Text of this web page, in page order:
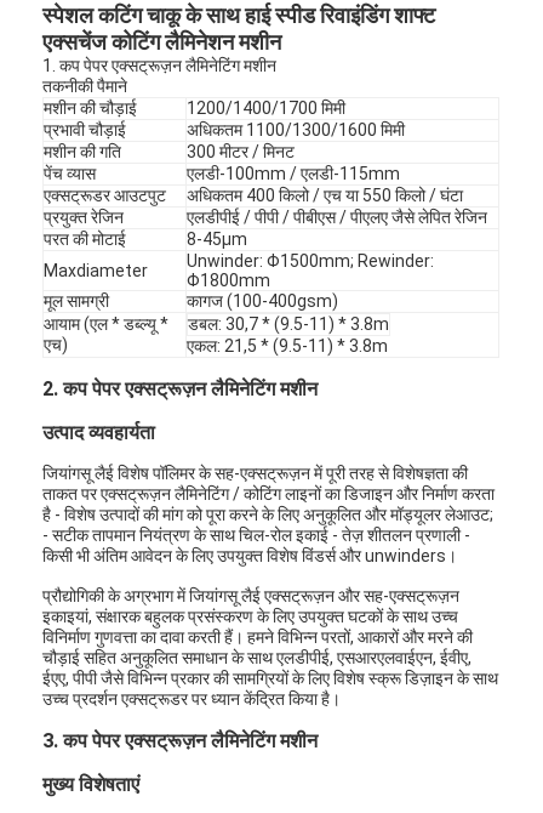
स्पेशल कटिंग चाकू के साथ हाई स्पीड रिवाइंडिंग शाफ्ट
एक्सचेंज कोटिंग लैमिनेशन मशीन
1. कप पेपर एक्सट्रूज़न लैमिनेटिंग मशीन
तकनीकी पैमाने
मशीन की चौड़ाई
1200/1400/1700 मिमी
प्रभावी चौड़ाई
अधिकतम 1100/1300/1600 मिमी
मशीन की गति
300 मीटर / मिनट
पेंच व्यास
एलडी-100mm / एलडी-115mm
एक्सट्रूडर आउटपुट
अधिकतम 400 किलो / एच या 550 किलो / घंटा
प्रयुक्त रेजिन
एलडीपीई / पीपी / पीबीएस / पीएलए जैसे लेपित रेजिन
परत की मोटाई
8-45μm
Maxdiameter
Unwinder: Φ1500mm; Rewinder:
Φ1800mm
मूल सामग्री
कागज (100-400gsm)
आयाम (एल * डब्ल्यू *
एच)
डबल: 30,7 * (9.5-11) * 3.8m
एकल: 21,5 * (9.5-11) * 3.8m
2. कप पेपर एक्सट्रूज़न लैमिनेटिंग मशीन
उत्पाद व्यवहार्यता
जियांगसू लैई विशेष पॉलिमर के सह-एक्सट्रूज़न में पूरी तरह से विशेषज्ञता की
ताकत पर एक्सट्रूज़न लैमिनेटिंग / कोटिंग लाइनों का डिजाइन और निर्माण करता
है - विशेष उत्पादों की मांग को पूरा करने के लिए अनुकूलित और मॉड्यूलर लेआउट;
- सटीक तापमान नियंत्रण के साथ चिल-रोल इकाई - तेज़ शीतलन प्रणाली -
किसी भी अंतिम आवेदन के लिए उपयुक्त विशेष विंडर्स और unwinders।
प्रौद्योगिकी के अग्रभाग में जियांगसू लैई एक्सट्रूज़न और सह-एक्सट्रूज़न
इकाइयां, संक्षारक बहुलक प्रसंस्करण के लिए उपयुक्त घटकों के साथ उच्च
विनिर्माण गुणवत्ता का दावा करती हैं। हमने विभिन्न परतों, आकारों और मरने की
चौड़ाई सहित अनुकूलित समाधान के साथ एलडीपीई, एसआरएलवाईएन, ईवीए,
ईएए, पीपी जैसे विभिन्न प्रकार की सामग्रियों के लिए विशेष स्क्रू डिज़ाइन के साथ
उच्च प्रदर्शन एक्सट्रूडर पर ध्यान केंद्रित किया है।
3. कप पेपर एक्सट्रूज़न लैमिनेटिंग मशीन
मुख्य विशेषताएं